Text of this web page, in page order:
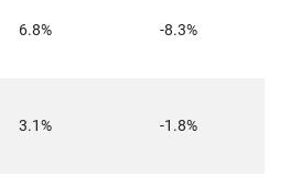
6.8%
-8.3%
3.1%
-1.8%